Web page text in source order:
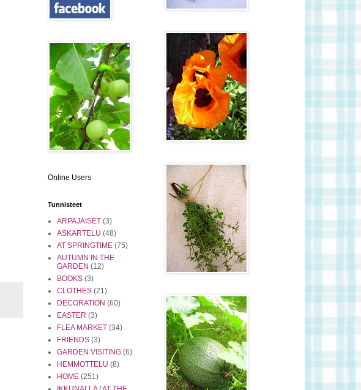
Online Users
Tunnisteet
ARPAJAISET (3)
ASKARTELU (48)
AT SPRINGTIME (75)
AUTUMN IN THE
GARDEN (12)
BOOKS (3)
CLOTHES (21)
DECORATION (60)
EASTER (3)
FLEA MARKET (34)
FRIENDS (3)
GARDEN VISITING (6)
HEMMOTTELU (8)
HOME (251)